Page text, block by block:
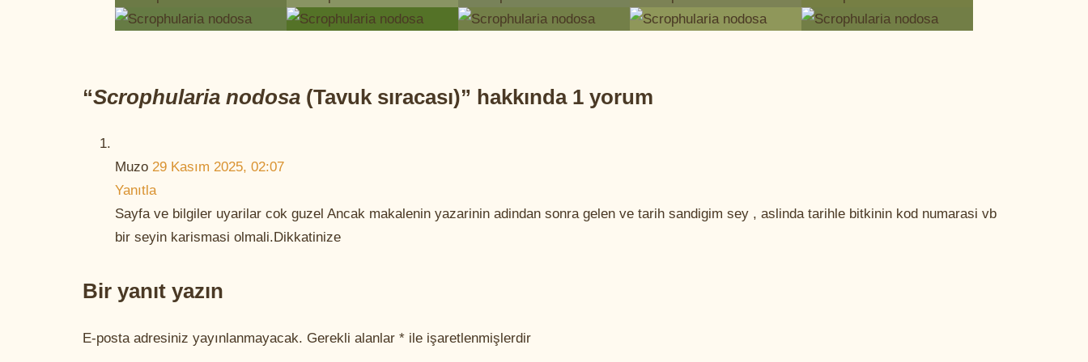
“Scrophularia nodosa (Tavuk sıracası)” hakkında 1 yorum
Muzo 29 Kasım 2025, 02:07
Yanıtla
Sayfa ve bilgiler uyarilar cok guzel Ancak makalenin yazarinin adindan sonra gelen ve tarih sandigim sey , aslinda tarihle bitkinin kod numarasi vb
bir seyin karismasi olmali.Dikkatinize
Bir yanıt yazın
E-posta adresiniz yayınlanmayacak. Gerekli alanlar * ile işaretlenmişlerdir